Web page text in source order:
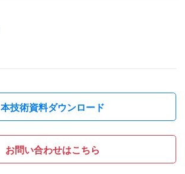
本技術資料ダウンロード
お問い合わせはこちら